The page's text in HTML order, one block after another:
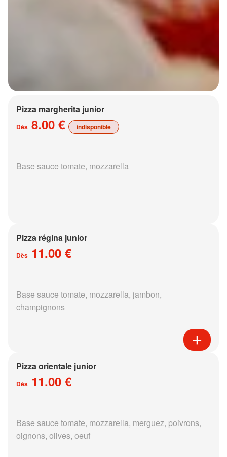
Pizza margherita junior
Dès 8.00 € indisponible
Base sauce tomate, mozzarella
Pizza régina junior
Dès 11.00 €
Base sauce tomate, mozzarella, jambon,
champignons
Pizza orientale junior
Dès 11.00 €
Base sauce tomate, mozzarella, merguez, poivrons,
oignons, olives, oeuf